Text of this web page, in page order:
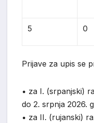
5 0
Prijave za upis se
• za I. (srpanjski)
do 2. srpnja 2026.
• za II. (rujanski)